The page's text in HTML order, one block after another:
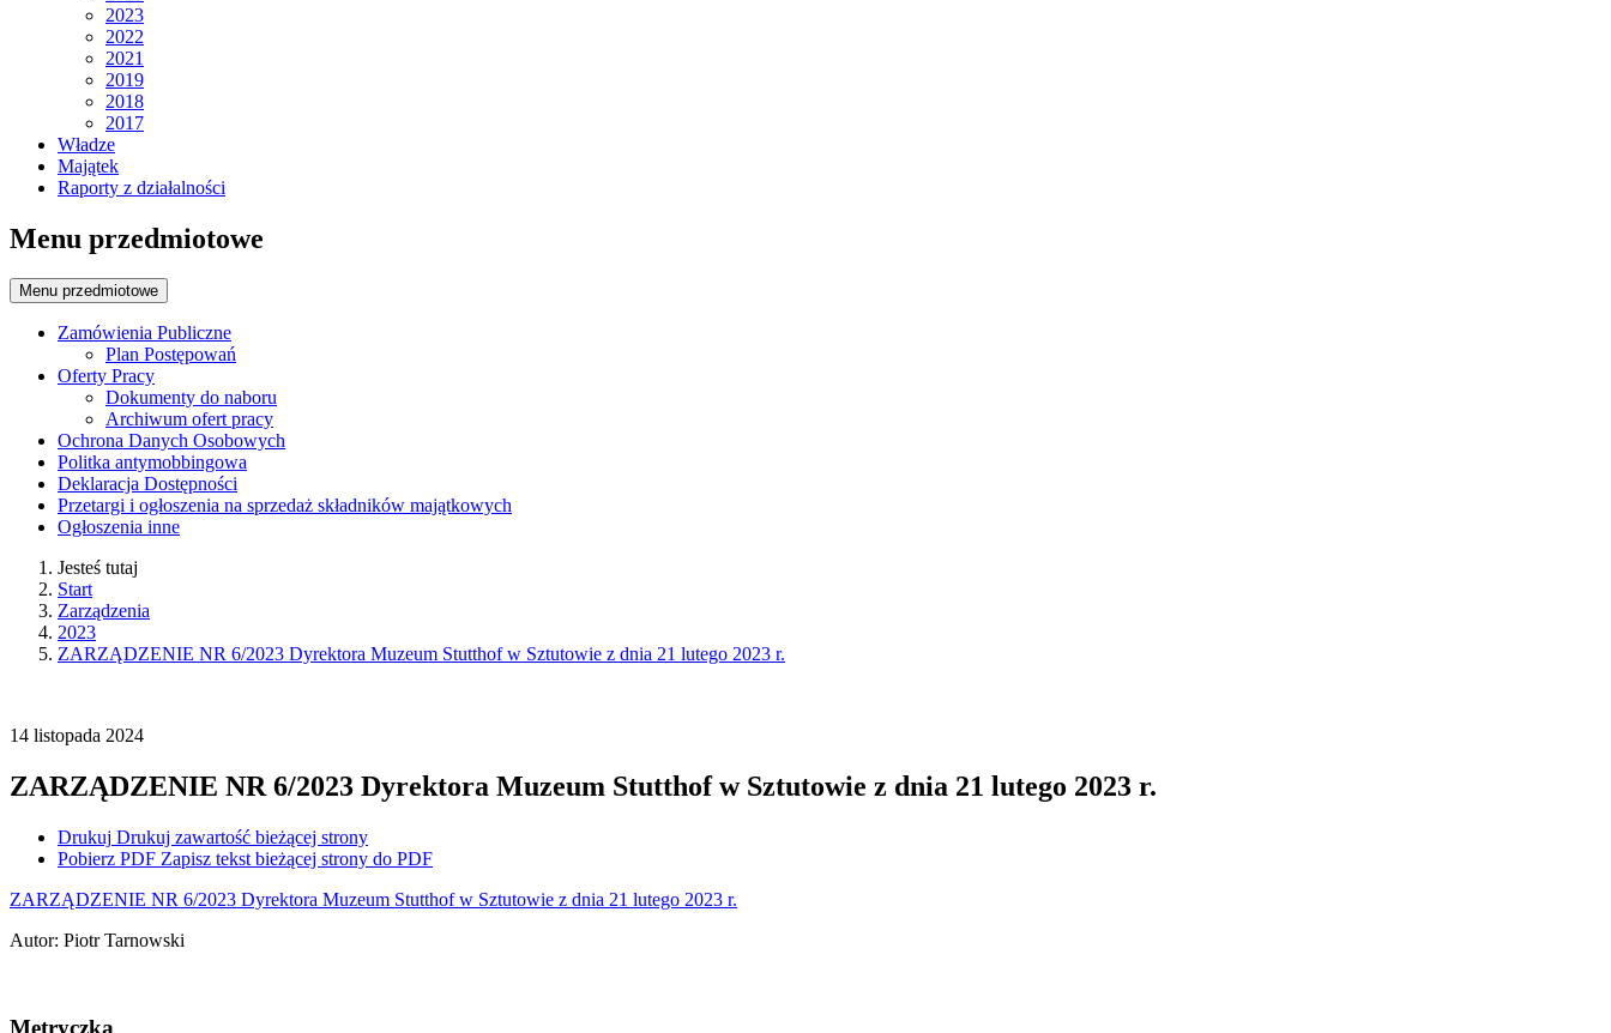
2023
2022
2021
2019
2018
2017
Władze
Majątek
Raporty z działalności
Menu przedmiotowe
Menu przedmiotowe
Zamówienia Publiczne
Plan Postępowań
Oferty Pracy
Dokumenty do naboru
Archiwum ofert pracy
Ochrona Danych Osobowych
Politka antymobbingowa
Deklaracja Dostępności
Przetargi i ogłoszenia na sprzedaż składników majątkowych
Ogłoszenia inne
Jesteś tutaj
Start
Zarządzenia
2023
ZARZĄDZENIE NR 6/2023 Dyrektora Muzeum Stutthof w Sztutowie z dnia 21 lutego 2023 r.
14 listopada 2024
ZARZĄDZENIE NR 6/2023 Dyrektora Muzeum Stutthof w Sztutowie z dnia 21 lutego 2023 r.
Drukuj Drukuj zawartość bieżącej strony
Pobierz PDF Zapisz tekst bieżącej strony do PDF
ZARZĄDZENIE NR 6/2023 Dyrektora Muzeum Stutthof w Sztutowie z dnia 21 lutego 2023 r.
Autor: Piotr Tarnowski
Metryczka